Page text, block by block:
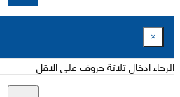
×
الرجاء ادخال ثلاثة حروف على الاقل